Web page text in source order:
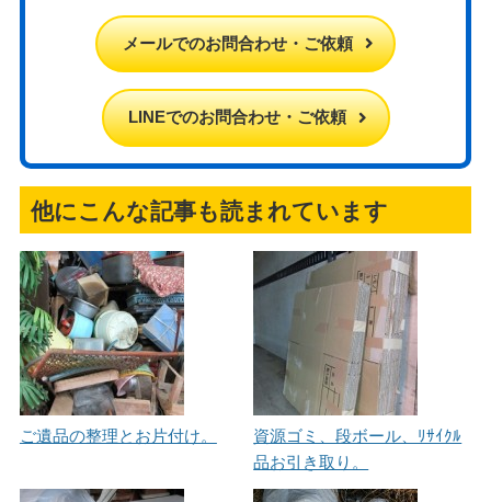
メールでのお問合わせ・ご依頼
LINEでのお問合わせ・ご依頼
他にこんな記事も読まれています
ご遺品の整理とお片付け。
資源ゴミ、段ボール、ﾘｻｲｸﾙ
品お引き取り。